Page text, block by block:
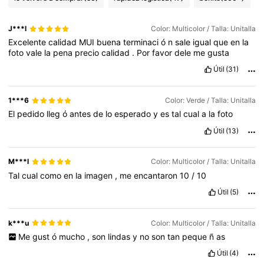
J***l Color: Multicolor / Talla: Unitalla
Excelentecalidad MUI buenaterminació nsale igualqueen la
fotovale la pena preciocalidad . Porfavordele megusta
Útil (31)
1***6 Color: Verde / Talla: Unitalla
El pedido llegóantesde loesperadoyestalcuala lafoto
Útil (13)
M***l Color: Multicolor / Talla: Unitalla
Talcualcomoen la imagen , meencantaron10 /10
Útil (5)
k***u Color: Multicolor / Talla: Unitalla
Me gust ó mucho , son lindas y no son tan peque ñ as
Útil (4)